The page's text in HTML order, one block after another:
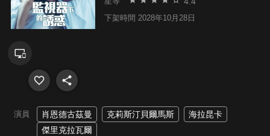
下架時間 2028年10月28日
演員 肖恩德古茲曼 克莉斯汀貝爾馬斯
海拉昆卡
傑里克拉瓦爾